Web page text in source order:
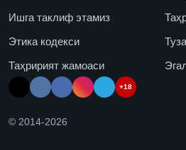
Ишга таклиф этамиз
Этика кодекси
Таҳририят жамоаси
+18
© 2014-2026